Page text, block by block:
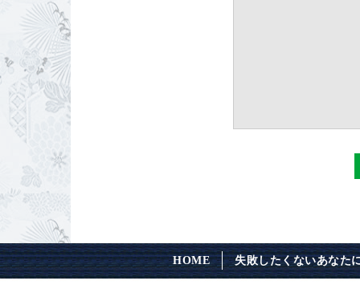
HOME 失敗したくないあなた